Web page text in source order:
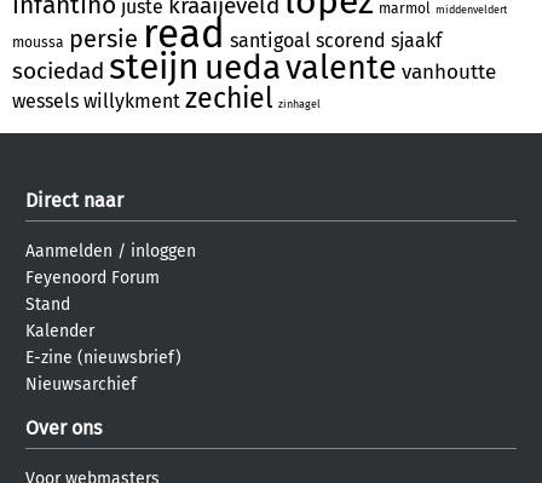
juste marmol middenveldert
moussa persie read santigoal scorend sjaakf
sociedad steijn uedavalente vanhoutte
wessels willykment zechiel zinhagel
Direct naar
Aanmelden / inloggen
Feyenoord Forum
Stand
Kalender
E-zine (nieuwsbrief)
Nieuwsarchief
Over ons
Voor webmasters